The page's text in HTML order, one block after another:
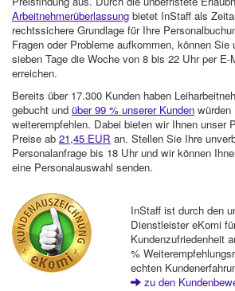
Arbeitnehmerüberlassung bietet InStaff als
rechtssichere Grundlage für Ihre
Fragen oder Probleme aufkommen, können Sie
sieben Tage die Woche von 8 bis 22 Uhr per E-
erreichen.
Bereits über 17.300 Kunden haben
gebucht und über 99 % unserer Kunden würden
weiterempfehlen. Dabei bieten wir Ihnen unser
Preise ab 21,45 EUR an. Stellen Sie Ihre
Personalanfrage bis 18 Uhr und wir können
eine Personalauswahl senden.
InStaff ist durch den
Dienstleister eKomi
Kundenzufriedenheit
%
echten
zu den